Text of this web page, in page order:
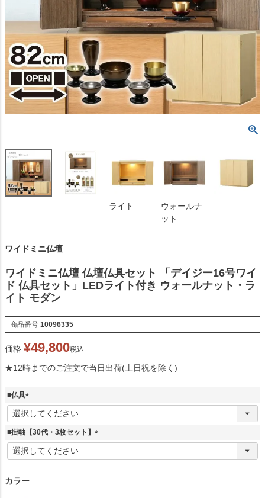
ライト
ウォールナ
ット
ワイドミニ仏壇
ワイドミニ仏壇 仏壇仏具セット 「デイジー16号ワイ
ド 仏具セット」LEDライト付き ウォールナット・ラ
イト モダン
商品番号 10096335
価格 ¥49,800税込
★12時までのご注文で当日出荷(土日祝を除く)
■仏具
(
必
須
■掛軸【30代・3枚セット】
(
カラー